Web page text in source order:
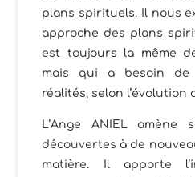
plans spirituels. Il nous
approche des plans
est toujours la même
mais qui a besoin de
réalités, selon l’évolution
L’Ange ANIEL
découvertes à de
matière. Il apporte